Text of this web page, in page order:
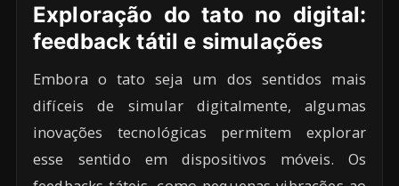
Exploração do tato no digital:
feedback tátil e simulações
Embora o tato seja um dos sentidos mais
difíceis de simular digitalmente, algumas
inovações tecnológicas permitem explorar
esse sentido em dispositivos móveis. Os